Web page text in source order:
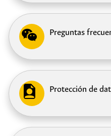
Preguntas
Protección de